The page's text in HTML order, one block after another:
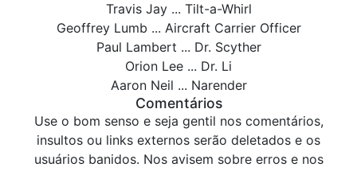
Travis Jay ... Tilt-a-Whirl
Geoffrey Lumb ... Aircraft Carrier Officer
Paul Lambert ... Dr. Scyther
Orion Lee ... Dr. Li
Aaron Neil ... Narender
Comentários
Use o bom senso e seja gentil nos comentários,
insultos ou links externos serão deletados e os
usuários banidos. Nos avisem sobre erros e nos